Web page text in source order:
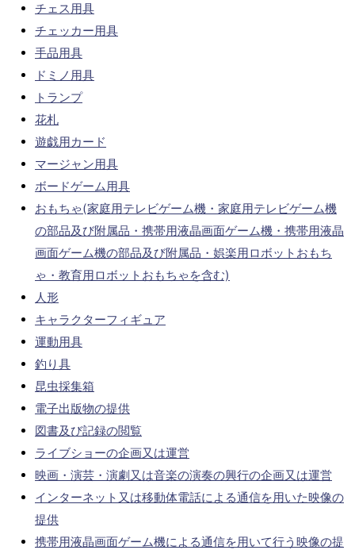
チェス用具
チェッカー用具
手品用具
ドミノ用具
トランプ
花札
遊戯用カード
マージャン用具
ボードゲーム用具
おもちゃ(家庭用テレビゲーム機・家庭用テレビゲーム機
の部品及び附属品・携帯用液晶画面ゲーム機・携帯用液晶
画面ゲーム機の部品及び附属品・娯楽用ロボットおもち
ゃ・教育用ロボットおもちゃを含む)
人形
キャラクターフィギュア
運動用具
釣り具
昆虫採集箱
電子出版物の提供
図書及び記録の閲覧
ライブショーの企画又は運営
映画・演芸・演劇又は音楽の演奏の興行の企画又は運営
インターネット又は移動体電話による通信を用いた映像の
提供
携帯用液晶画面ゲーム機による通信を用いて行う映像の提